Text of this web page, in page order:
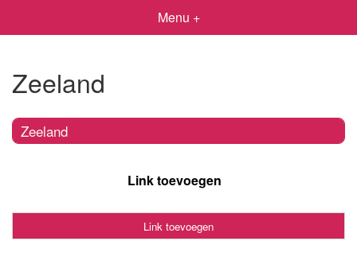
Menu +
Zeeland
Zeeland
Link toevoegen
Link toevoegen